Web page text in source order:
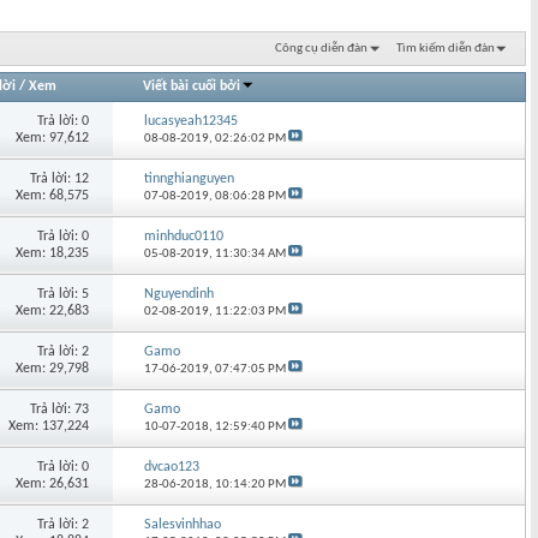
Công cụ diễn đàn Tìm kiếm diễn đàn
/ Xem Viết bài cuối bởi
Trả lời: 0
Xem: 97,612
lucasyeah12345
08-08-2019,02:26:02 PM
Trả lời: 12
Xem: 68,575
tinnghianguyen
07-08-2019,08:06:28 PM
Trả lời: 0
Xem: 18,235
minhduc0110
05-08-2019, 11:30:34 AM
Trả lời: 5
Xem: 22,683
Nguyendinh
02-08-2019, 11:22:03 PM
Trả lời: 2
Xem: 29,798
Gamo
17-06-2019,07:47:05 PM
Trả lời: 73
Xem: 137,224
Gamo
10-07-2018, 12:59:40 PM
Trả lời: 0
Xem: 26,631
dvcao123
28-06-2018, 10:14:20 PM
Trả lời: 2
Salesvinhhao